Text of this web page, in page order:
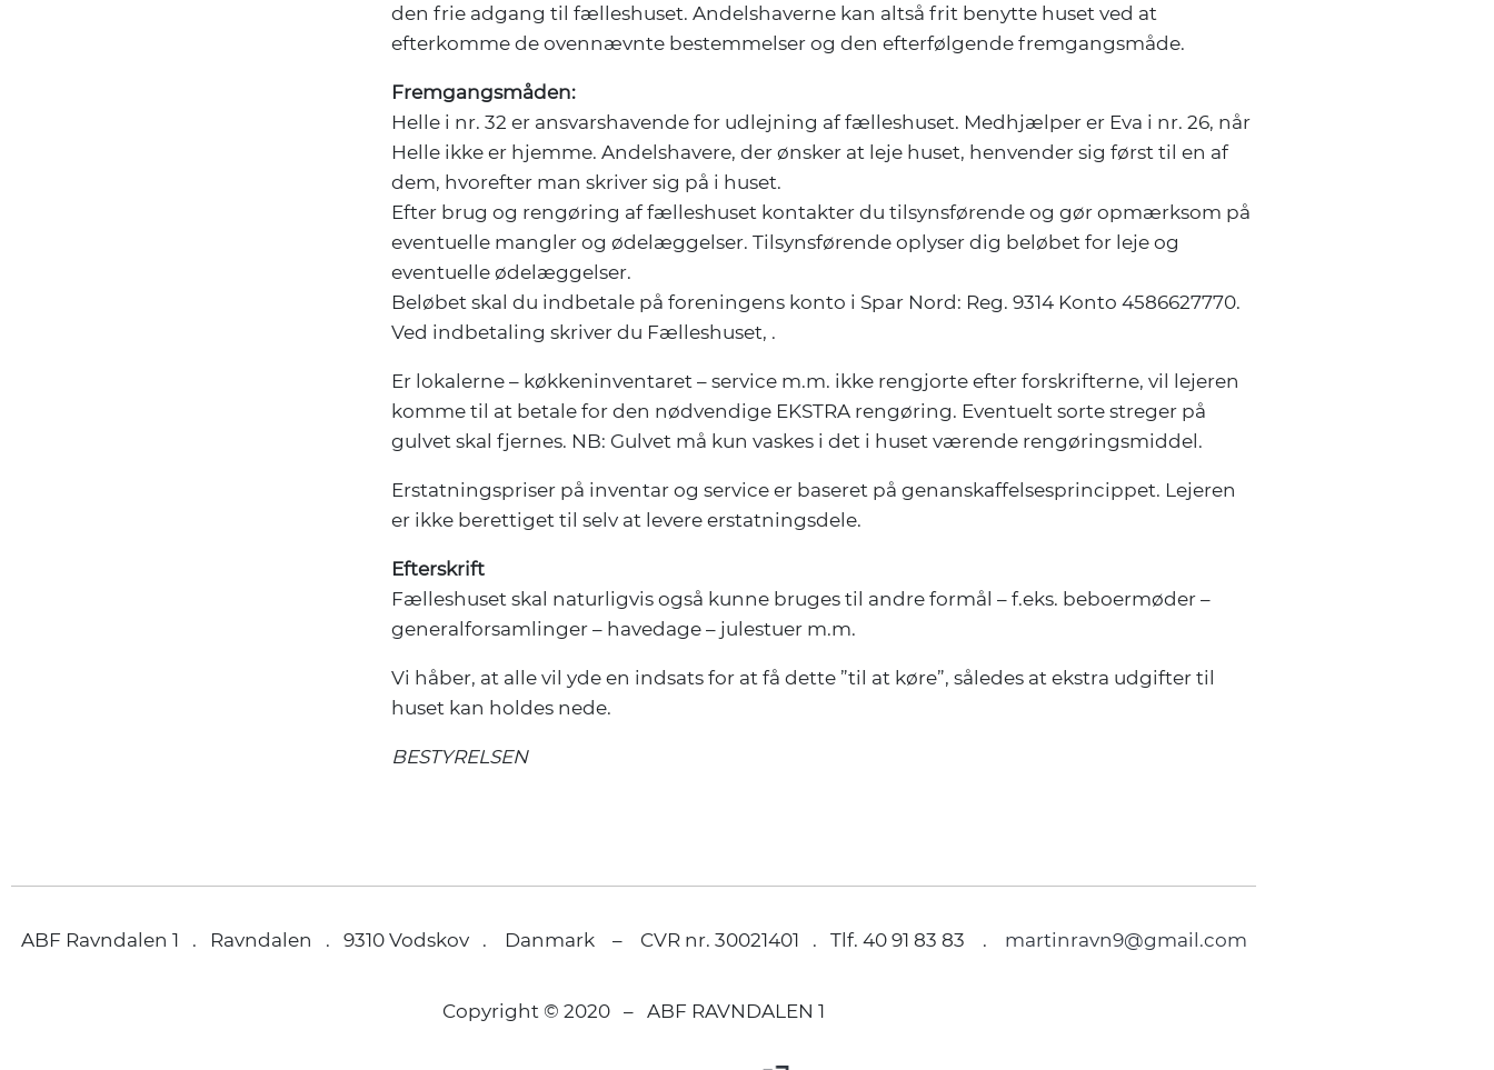
den frie adgang til fælleshuset. Andelshaverne kan altså frit benytte huset ved at
efterkomme de ovennævnte bestemmelser og den efterfølgende fremgangsmåde.
Fremgangsmåden:
Helle i nr. 32 er ansvarshavende for udlejning af fælleshuset. Medhjælper er Eva i nr. 26, når
Helle ikke er hjemme. Andelshavere, der ønsker at leje huset, henvender sig først til en af
dem, hvorefter man skriver sig på i huset.
Efter brug og rengøring af fælleshuset kontakter du tilsynsførende og gør opmærksom på
eventuelle mangler og ødelæggelser. Tilsynsførende oplyser dig beløbet for leje og
eventuelle ødelæggelser.
Beløbet skal du indbetale på foreningens konto i Spar Nord: Reg. 9314 Konto 4586627770.
Ved indbetaling skriver du Fælleshuset, .
Er lokalerne – køkkeninventaret – service m.m. ikke rengjorte efter forskrifterne, vil lejeren
komme til at betale for den nødvendige EKSTRA rengøring. Eventuelt sorte streger på
gulvet skal fjernes. NB: Gulvet må kun vaskes i det i huset værende rengøringsmiddel.
Erstatningspriser på inventar og service er baseret på genanskaffelsesprincippet. Lejeren
er ikke berettiget til selv at levere erstatningsdele.
Efterskrift
Fælleshuset skal naturligvis også kunne bruges til andre formål – f.eks. beboermøder –
generalforsamlinger – havedage – julestuer m.m.
Vi håber, at alle vil yde en indsats for at få dette ”til at køre”, således at ekstra udgifter til
huset kan holdes nede.
BESTYRELSEN
ABF Ravndalen 1 . Ravndalen . 9310 Vodskov . Danmark – CVR nr. 30021401 . Tlf. 40 91 83 83 . martinravn9@gmail.com
Copyright © 2020 – ABF RAVNDALEN 1